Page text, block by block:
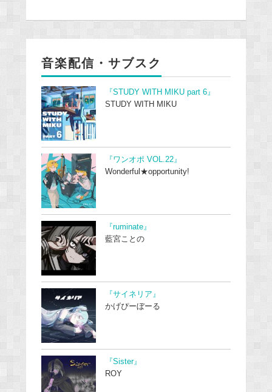
音楽配信・サブスク
『STUDY WITH MIKU part 6』
STUDY WITH MIKU
『ワンオポ VOL.22』
Wonderful★opportunity!
『ruminate』
藍宮ことの
『サイネリア』
かげぴーぼーる
『Sister』
ROY